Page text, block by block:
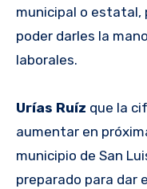
municipal o estatal,
poder darles la
laborales.
Urías Ruíz que la
aumentar en
municipio de San
preparado para dar